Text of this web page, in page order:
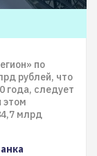
по
рублей, что
года, следует
этом
млрд